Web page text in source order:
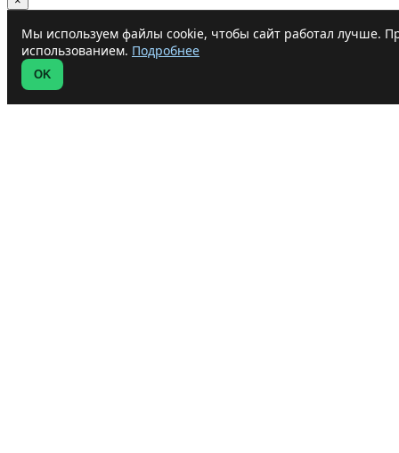
Мы используем файлы cookie, чтобы сайт работал лучше.
использованием. Подробнее
OK